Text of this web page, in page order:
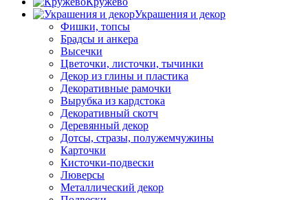
Украшения и декор
Фишки, топсы
Брадсы и анкера
Высечки
Цветочки, листочки, тычинки
Декор из глины и пластика
Декоративные рамочки
Вырубка из кардстока
Декоративный скотч
Деревянный декор
Дотсы, стразы, полужемчужины
Карточки
Кисточки-подвески
Люверсы
Металлический декор